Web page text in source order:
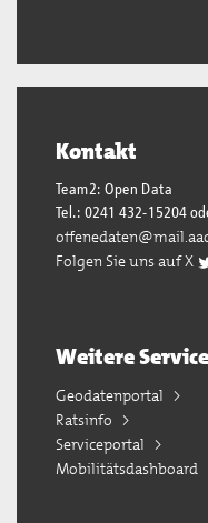
Kontakt
Team2: Open Data
Tel.: 0241 432-15204
Folgen Sie uns auf X
Weitere
Geodatenportal
Ratsinfo
Serviceportal
Mobilitätsdashboard